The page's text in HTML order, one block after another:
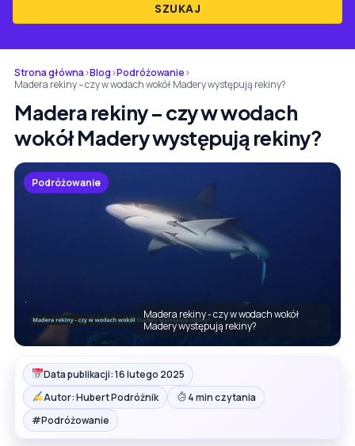
SZUKAJ
Strona główna›Blog›Podróżowanie›
Madera rekiny – czy w wodach wokół Madery występują rekiny?
Madera rekiny – czy w wodach
wokół Madery występują rekiny?
Podróżowanie
Madera rekiny - czy w wodach wokół
Madery występują rekiny?
Data publikacji: 16 lutego 2025
Autor: Hubert Podróżnik
4 min czytania
#Podróżowanie